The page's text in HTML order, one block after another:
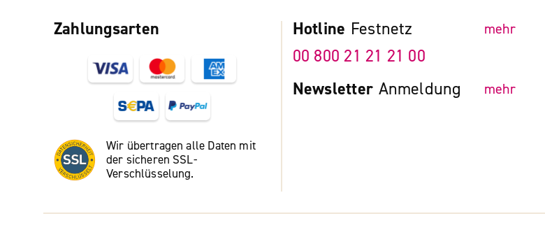
Zahlungsarten
Wir übertragen alle Daten mit
der sicheren SSL-
Verschlüsselung.
Hotline Festnetz mehr
00 800 21 21 21 00
Newsletter Anmeldung mehr